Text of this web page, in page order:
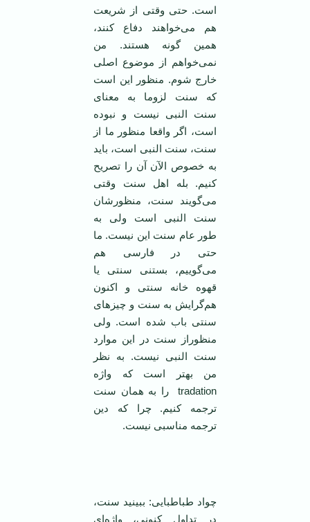
است. حتی وقتی از شریعت
هم می‌خواهند دفاع كنند،
همین گونه هستند. من
نمی‌خواهم از موضوع اصلی
خارج شوم. منظور این است
كه سنت لزوما به معنای
سنت النبی نیست و نبوده
است، اگر واقعا منظور ما از
سنت، سنت النبی است، باید
به خصوص الآن آن را تصریح
كنیم. بله اهل سنت وقتی
می‌گویند سنت، منظورشان
سنت النبی است ولی به
طور عام سنت این نیست. ما
حتی در فارسی هم
می‌گوییم، بستنی سنتی یا
قهوه خانه سنتی و اكنون
هم‌گرایش به سنت و چیزهای
سنتی باب شده است. ولی
منظوراز سنت در این موارد
سنت النبی نیست. به نظر
من بهتر است كه واژه
tradation را به همان سنت
ترجمه كنیم. چرا كه دین
ترجمه مناسبی نیست.
چواد طباطبایی: ببینید سنت،
در تداول کنونی، واژه‌ای